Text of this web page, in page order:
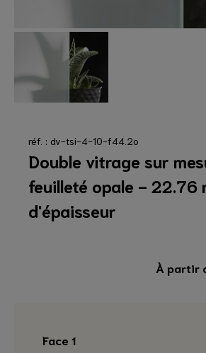
réf. : dv-tsi-4-10-f44.2o
Double vitrage sur
feuilleté opale - 22.76
d'épaisseur
À partir
Face 1